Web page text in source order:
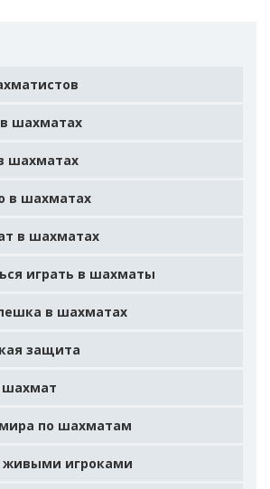
шахматах
шахматах
в шахматах
в шахматах
играть в шахматы
в шахматах
защита
шахмат
по шахматам
игроками